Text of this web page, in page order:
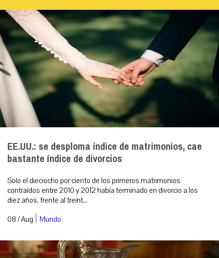
EE.UU.: se desploma índice de matrimonios, cae
bastante índice de divorcios
Solo el dieciocho por ciento de los primeros matrimonios
contraídos entre 2010 y 2012 había terminado en divorcio a los
diez años, frente al treint...
08 / Aug | Mundo